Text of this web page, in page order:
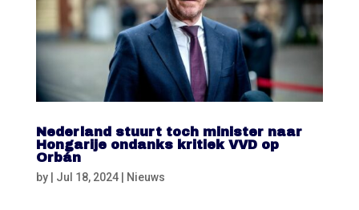
Nederland stuurt toch minister naar
Hongarije ondanks kritiek VVD op
Orbán
by Jul 18, 2024| Nieuws